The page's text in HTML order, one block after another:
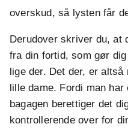
overskud, så lysten får
Derudover skriver du, at
fra din fortid, som gør
lige der. Det der, er altså
lille dame. Fordi man
bagagen berettiger det
kontrollerende over for